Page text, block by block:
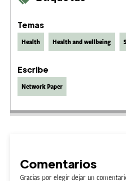
Temas
Health Health and wellbeing
Escribe
Network Paper
Comentarios
Gracias por elegir dejar un